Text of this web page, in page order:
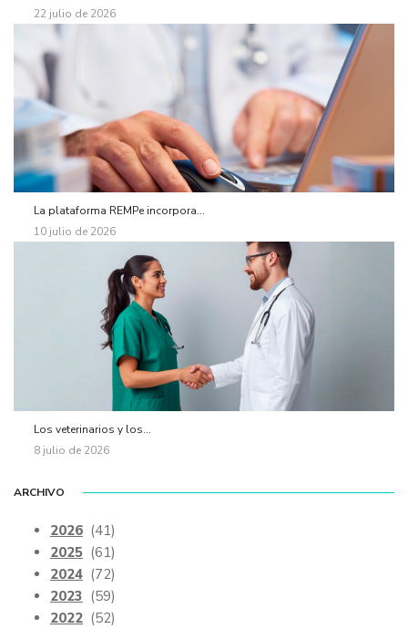
22 julio de 2026
La plataforma REMPe incorpora...
10 julio de 2026
Los veterinarios y los...
8 julio de 2026
ARCHIVO
2026 (41)
2025 (61)
2024 (72)
2023 (59)
2022 (52)